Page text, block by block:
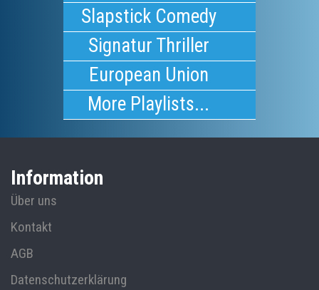
Slapstick Comedy
Signatur Thriller
European Union
More Playlists...
Information
Über uns
Kontakt
AGB
Datenschutzerklärung